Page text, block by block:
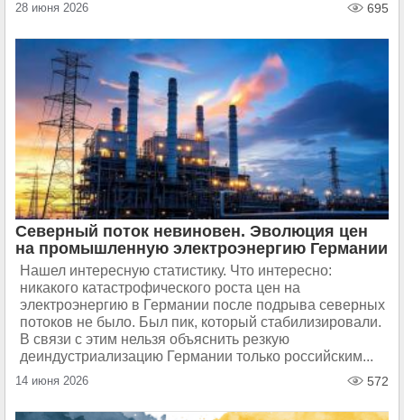
28 июня 2026 695
Северный поток невиновен. Эволюция цен
на промышленную электроэнергию Германии
Нашел интересную статистику. Что интересно:
никакого катастрофического роста цен на
электроэнергию в Германии после подрыва северных
потоков не было. Был пик, который стабилизировали.
В связи с этим нельзя объяснить резкую
деиндустриализацию Германии только российским...
14 июня 2026 572